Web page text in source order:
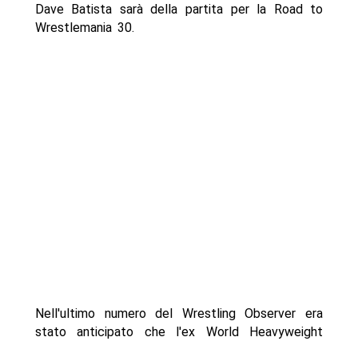
Dave Batista sarà della partita per la Road to
Wrestlemania 30.
Nell'ultimo numero del Wrestling Observer era
stato anticipato che l'ex World Heavyweight